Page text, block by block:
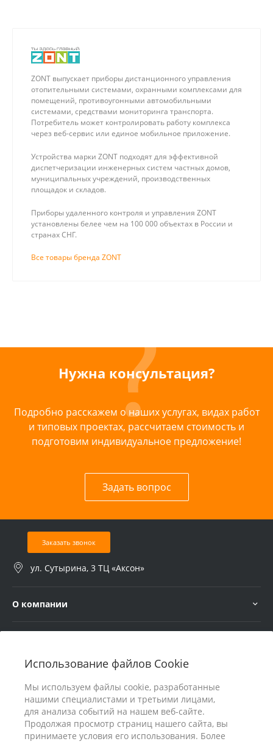
Использование файлов Cookie
Мы используем файлы cookie, разработанные
нашими специалистами и третьими лицами,
для анализа событий на нашем веб-сайте.
Продолжая просмотр страниц нашего сайта, вы
принимаете условия его использования. Более
ZONT выпускает приборы дистанционного управления
отопительными системами, охранными комплексами для
помещений, противоугонными автомобильными
системами, средствами мониторинга транспорта.
Потребитель может контролировать работу комплекса
через веб-сервис или единое мобильное приложение.
Устройства марки ZONT подходят для эффективной
диспетчеризации инженерных систем частных домов,
муниципальных учреждений, производственных
площадок и складов.
Приборы удаленного контроля и управления ZONT
установлены белее чем на 100 000 объектах в России и
странах СНГ.
Все товары бренда ZONT
Нужна консультация?
Подробно расскажем о наших услугах, видах работ
и типовых проектах, рассчитаем стоимость и
подготовим индивидуальное предложение!
Задать вопрос
Заказать звонок
ул. Сутырина, 3 ТЦ «Аксон»
О компании